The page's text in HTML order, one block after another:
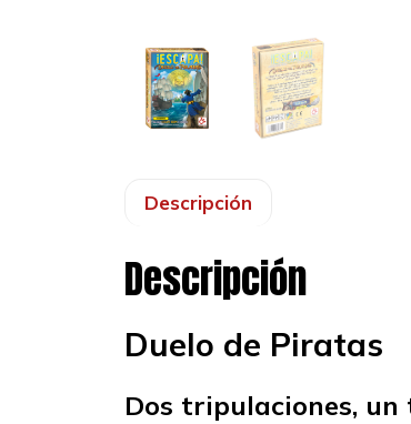
Descripción
Descripción
Duelo de Piratas
Dos tripulaciones,